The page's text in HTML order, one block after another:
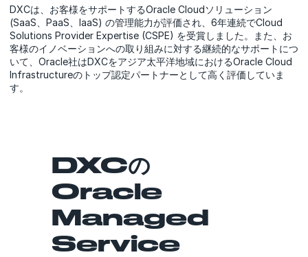
DXCは、お客様をサポートするOracle Cloudソリューション
(SaaS、PaaS、IaaS) の管理能力が評価され、6年連続でCloud
Solutions Provider Expertise (CSPE) を受賞しました。また、お
客様のイノベーションへの取り組みに対する継続的なサポートにつ
いて、Oracle社はDXCをアジア太平洋地域におけるOracle Cloud
Infrastructureのトップ認定パートナーとして高く評価していま
す。
DXCの
Oracle
Managed
Service